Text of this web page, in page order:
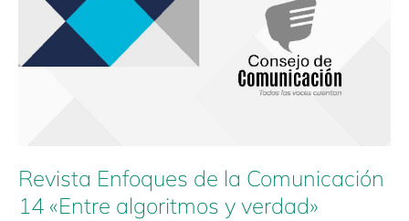
Revista Enfoques de la Comunicación
14 «Entre algoritmos y verdad»